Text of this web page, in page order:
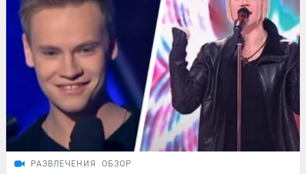
РАЗВЛЕЧЕНИЯ ОБЗОР